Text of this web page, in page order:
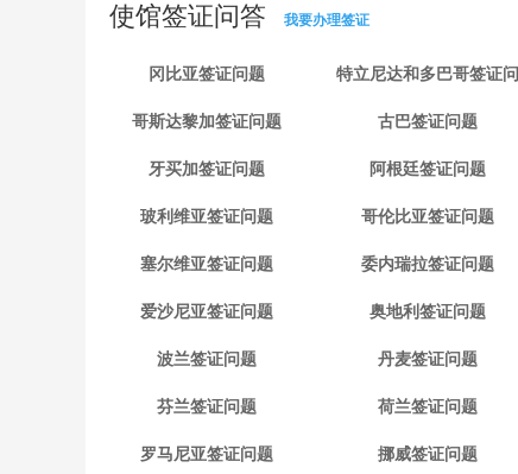
使馆签证问答 我要办理签证
冈比亚签证问题
特立尼达和多巴哥签证问
题
哥斯达黎加签证问题 古巴签证问题
牙买加签证问题 阿根廷签证问题
玻利维亚签证问题 哥伦比亚签证问题
塞尔维亚签证问题 委内瑞拉签证问题
爱沙尼亚签证问题 奥地利签证问题
波兰签证问题 丹麦签证问题
芬兰签证问题 荷兰签证问题
罗马尼亚签证问题 挪威签证问题